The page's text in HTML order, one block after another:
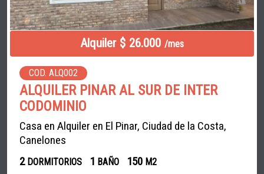
Alquiler $ 26.000 /mes
COD. ALQ002
ALQUILER PINAR AL SUR DE INTER
CODOMINIO
Casa en Alquiler en El Pinar, Ciudad de la Costa,
Canelones
2DORMITORIOS 1 BAÑO 150 M2